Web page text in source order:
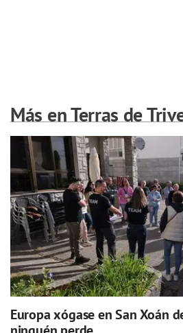
Más en Terras de
Europa xógase en San Xoán